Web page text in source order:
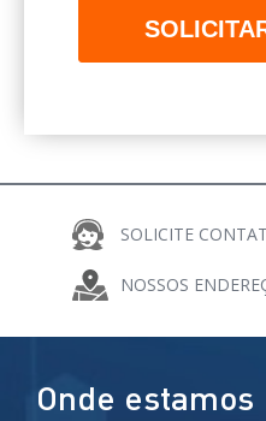
SOLICITE
NOSSOS
Onde estamos